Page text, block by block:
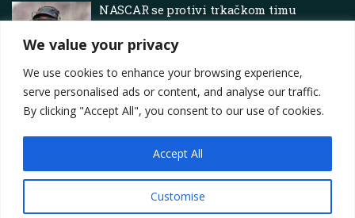
We value your privacy
We use cookies to enhance your browsing experience,
serve personalised ads or content, and analyse our traffic.
By clicking "Accept All", you consent to our use of cookies.
Customise
Accept All
NASCAR se protivi trkačkom timu
Michaela Jordana, nazivajući ih
“nasilnicima”
Contact
Privacy Policy
Terms Marketing i oglašavanje